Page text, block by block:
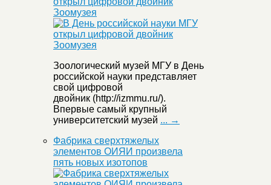
Зоомузея
Зоологический музей МГУ в День
российской науки представляет
свой цифровой
двойник (http://izmmu.ru/).
Впервые самый крупный
университетский музей ... →
Фабрика сверхтяжелых
элементов ОИЯИ произвела
пять новых изотопов